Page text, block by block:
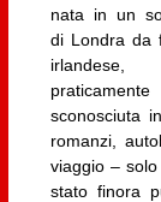
nata in un
di Londra da
praticamente
sconosciuta
romanzi,
viaggio –
stato finora